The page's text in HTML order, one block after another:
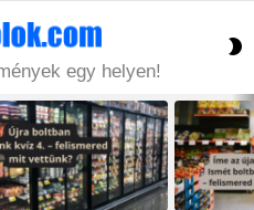
egy helyen!